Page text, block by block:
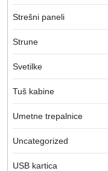
Strešni paneli
Strune
Svetilke
Tuš kabine
Umetne trepalnice
Uncategorized
USB kartica